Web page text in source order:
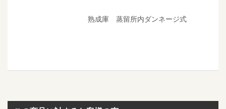
熟成庫 蒸留所内ダンネージ式